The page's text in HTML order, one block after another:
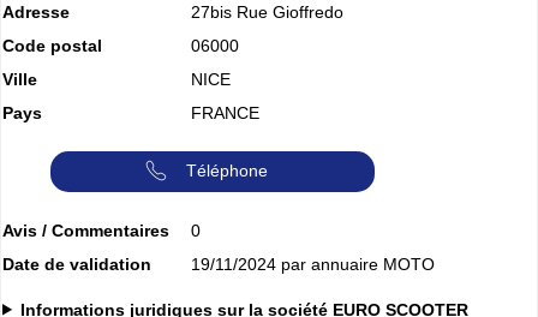
Adresse
27bis Rue Gioffredo
Code postal
06000
Ville
NICE
Pays
FRANCE
Téléphone
Avis / Commentaires
0
Date de validation
19/11/2024 par annuaire MOTO
Informations juridiques sur la société EURO SCOOTER